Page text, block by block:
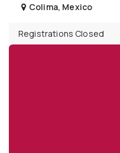
Colima, Mexico
Registrations Closed